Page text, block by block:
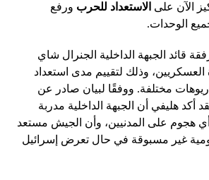
الآن على الاستعداد للحرب ورفع
الوحدات.
قائد الجبهة الداخلية الجنرال شاي
العسكريين، وذلك لتقييم مدى استعداد
مختلفة. ووفقًا لبيان صادر عن
أكد هليفي أن الجبهة الداخلية مدربة
هجوم على المدنيين، وأن الجيش مستعد
غير مسبوقة في حال تعرض إسرائيل